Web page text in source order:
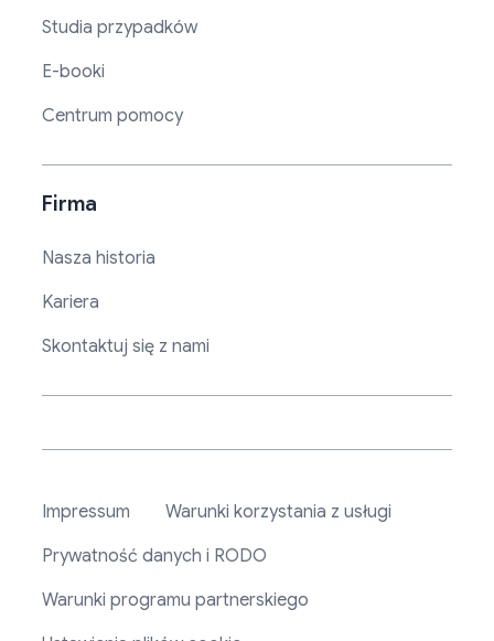
Studia przypadków
E-booki
Centrum pomocy
Firma
Nasza historia
Kariera
Skontaktuj się z nami
Impressum
Warunki korzystania z usługi
Prywatność danych i RODO
Warunki programu partnerskiego